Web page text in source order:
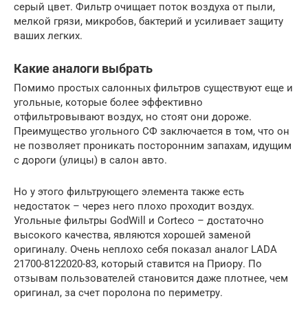
серый цвет. Фильтр очищает поток воздуха от пыли,
мелкой грязи, микробов, бактерий и усиливает защиту
ваших легких.
Какие аналоги выбрать
Помимо простых салонных фильтров существуют еще и
угольные, которые более эффективно
отфильтровывают воздух, но стоят они дороже.
Преимущество угольного СФ заключается в том, что он
не позволяет проникать посторонним запахам, идущим
с дороги (улицы) в салон авто.
Но у этого фильтрующего элемента также есть
недостаток – через него плохо проходит воздух.
Угольные фильтры GodWill и Corteco – достаточно
высокого качества, являются хорошей заменой
оригиналу. Очень неплохо себя показал аналог LADA
21700-8122020-83, который ставится на Приору. По
отзывам пользователей становится даже плотнее, чем
оригинал, за счет поролона по периметру.